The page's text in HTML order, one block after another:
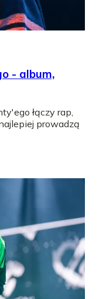
- album,
łączy rap,
prowadzą